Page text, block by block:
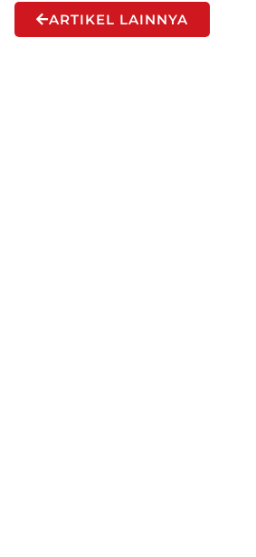
ARTIKEL LAINNYA